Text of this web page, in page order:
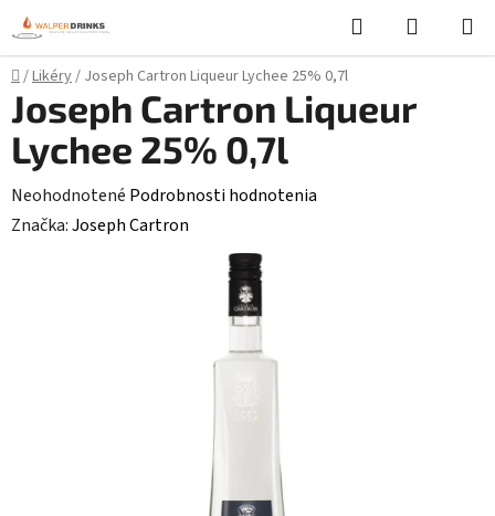
Prejsť
na
obsah
Hľadať
KOŠÍK
Domov
/Likéry/ Joseph Cartron Liqueur Lychee 25% 0,7l
Joseph Cartron Liqueur
Lychee 25% 0,7l
Priemerné
hodnotenie
Neohodnotené Podrobnosti hodnotenia
Značka:Joseph Cartron